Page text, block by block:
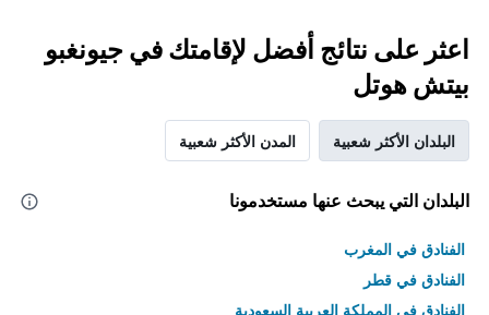
اعثر على نتائج أفضل لإقامتك في جيونغبو
بيتش هوتل
البلدان الأكثر شعبية المدن الأكثر شعبية
البلدان التي يبحث عنها مستخدمونا
الفنادق في المغرب
الفنادق في قطر
الفنادق في المملكة العربية السعودية